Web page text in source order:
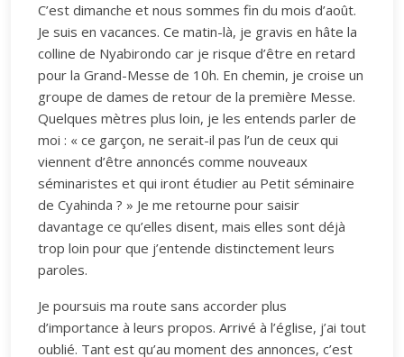
C’est dimanche et nous sommes fin du mois d’août.
Je suis en vacances. Ce matin-là, je gravis en hâte la
colline de Nyabirondo car je risque d’être en retard
pour la Grand-Messe de 10h. En chemin, je croise un
groupe de dames de retour de la première Messe.
Quelques mètres plus loin, je les entends parler de
moi : « ce garçon, ne serait-il pas l’un de ceux qui
viennent d’être annoncés comme nouveaux
séminaristes et qui iront étudier au Petit séminaire
de Cyahinda ? » Je me retourne pour saisir
davantage ce qu’elles disent, mais elles sont déjà
trop loin pour que j’entende distinctement leurs
paroles.
Je poursuis ma route sans accorder plus
d’importance à leurs propos. Arrivé à l’église, j’ai tout
oublié. Tant est qu’au moment des annonces, c’est